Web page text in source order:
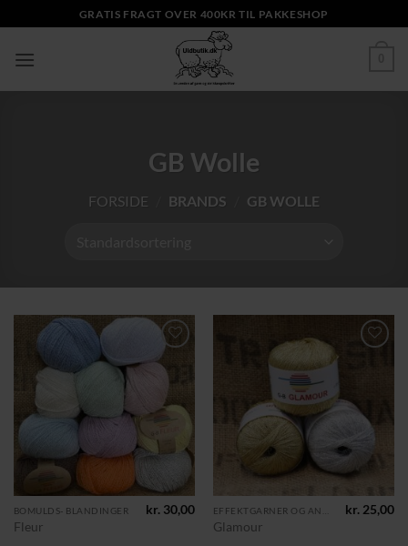
til
indhold
GRATIS FRAGT OVER 400KR TIL PAKKESHOP
GB Wolle
FORSIDE BRANDS GB WOLLE
Tilføj til
ønskeliste
BOMULDS- BLANDINGER
Fleur
kr. 30,00
Glamour
kr. 25,00